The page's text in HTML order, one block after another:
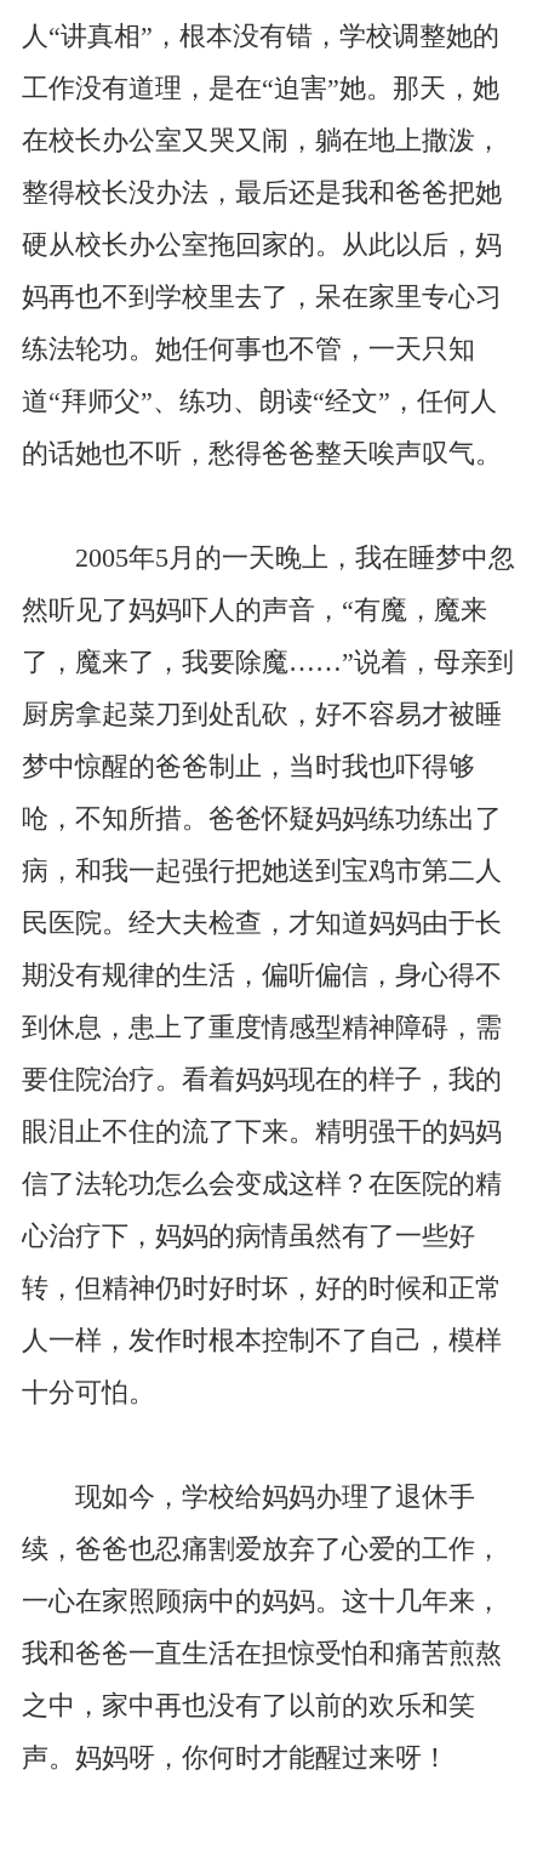
人“讲真相”，根本没有错，学校调整她的
工作没有道理，是在“迫害”她。那天，她
在校长办公室又哭又闹，躺在地上撒泼，
整得校长没办法，最后还是我和爸爸把她
硬从校长办公室拖回家的。从此以后，妈
妈再也不到学校里去了，呆在家里专心习
练法轮功。她任何事也不管，一天只知
道“拜师父”、练功、朗读“经文”，任何人
的话她也不听，愁得爸爸整天唉声叹气。
2005年5月的一天晚上，我在睡梦中忽
然听见了妈妈吓人的声音，“有魔，魔来
了，魔来了，我要除魔……”说着，母亲到
厨房拿起菜刀到处乱砍，好不容易才被睡
梦中惊醒的爸爸制止，当时我也吓得够
呛，不知所措。爸爸怀疑妈妈练功练出了
病，和我一起强行把她送到宝鸡市第二人
民医院。经大夫检查，才知道妈妈由于长
期没有规律的生活，偏听偏信，身心得不
到休息，患上了重度情感型精神障碍，需
要住院治疗。看着妈妈现在的样子，我的
眼泪止不住的流了下来。精明强干的妈妈
信了法轮功怎么会变成这样？在医院的精
心治疗下，妈妈的病情虽然有了一些好
转，但精神仍时好时坏，好的时候和正常
人一样，发作时根本控制不了自己，模样
十分可怕。
现如今，学校给妈妈办理了退休手
续，爸爸也忍痛割爱放弃了心爱的工作，
一心在家照顾病中的妈妈。这十几年来，
我和爸爸一直生活在担惊受怕和痛苦煎熬
之中，家中再也没有了以前的欢乐和笑
声。妈妈呀，你何时才能醒过来呀！